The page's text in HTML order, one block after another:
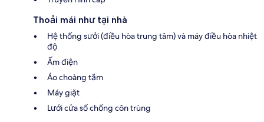
Thoải mái như tại nhà
Hệ thống sưởi (điều hòa trung tâm) và máy điều hòa nhiệt
độ
Ấm điện
Áo choàng tắm
Máy giặt
Lưới cửa sổ chống côn trùng